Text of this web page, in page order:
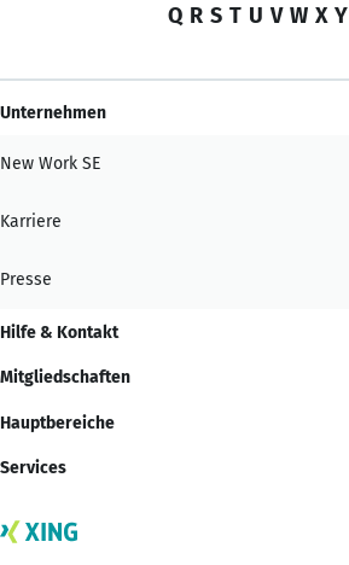
Q R S T U V W X Y
Unternehmen
New Work SE
Karriere
Presse
Hilfe & Kontakt
Mitgliedschaften
Hauptbereiche
Services